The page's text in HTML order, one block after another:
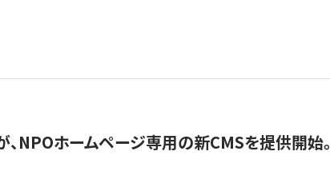
NPOホームページ専用の新CMSを提供開始。